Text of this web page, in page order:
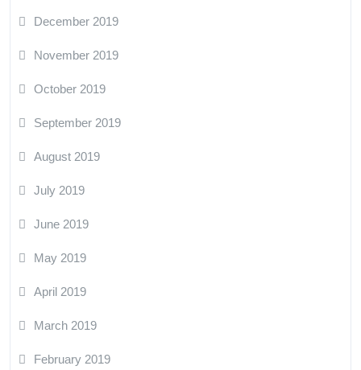
December 2019
November 2019
October 2019
September 2019
August 2019
July 2019
June 2019
May 2019
April 2019
March 2019
February 2019